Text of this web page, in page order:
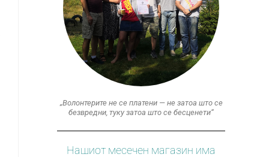
„Волонтерите не се платени — не затоа што се
безвредни, туку затоа што се бесценети“
Нашиот месечен магазин има